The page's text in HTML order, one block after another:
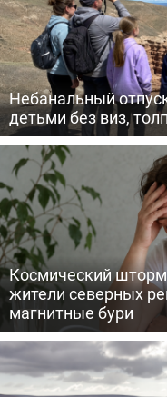
Небанальный
детьми без виз,
Космический
жители северных
магнитные бури